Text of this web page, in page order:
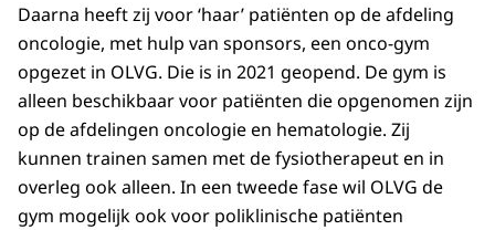
Daarna heeft zij voor ‘haar’ patiënten op de afdeling
oncologie, met hulp van sponsors, een onco-gym
opgezet in OLVG. Die is in 2021 geopend. De gym is
alleen beschikbaar voor patiënten die opgenomen zijn
op de afdelingen oncologie en hematologie. Zij
kunnen trainen samen met de fysiotherapeut en in
overleg ook alleen. In een tweede fase wil OLVG de
gym mogelijk ook voor poliklinische patiënten